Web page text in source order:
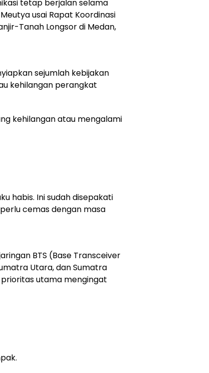
tetap berjalan selama
usai Rapat Koordinasi
Tanah Longsor di Medan,
sejumlah kebijakan
kehilangan perangkat
kehilangan atau mengalami
habis. Ini sudah disepakati
cemas dengan masa
BTS (Base Transceiver
Utara, dan Sumatra
utama mengingat